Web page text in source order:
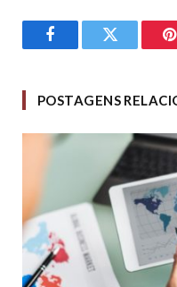
FacebookTwitter
POSTAGENS